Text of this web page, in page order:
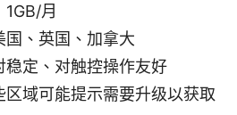
月
国、英国、加拿大
稳定、对触控操作友好
区域可能提示需要升级以获取